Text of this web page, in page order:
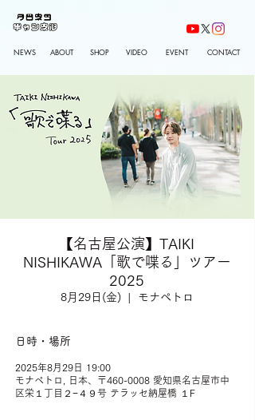
NEWS ABOUT SHOP VIDEO EVENT CONTACT
【名古屋公演】TAIKI
NISHIKAWA「歌で喋る」ツアー
2025
8月29日(金)
  |
モナペトロ
日時・場所
2025年8月29日 19:00
モナペトロ, 日本、〒460-0008 愛知県名古屋市中
区栄１丁目２−４９号 テラッセ納屋橋 １F